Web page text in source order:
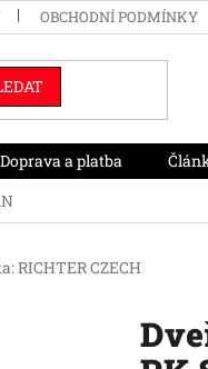
OBCHODNÍ PODMÍNKY
Doprava a platba
RICHTER CZECH